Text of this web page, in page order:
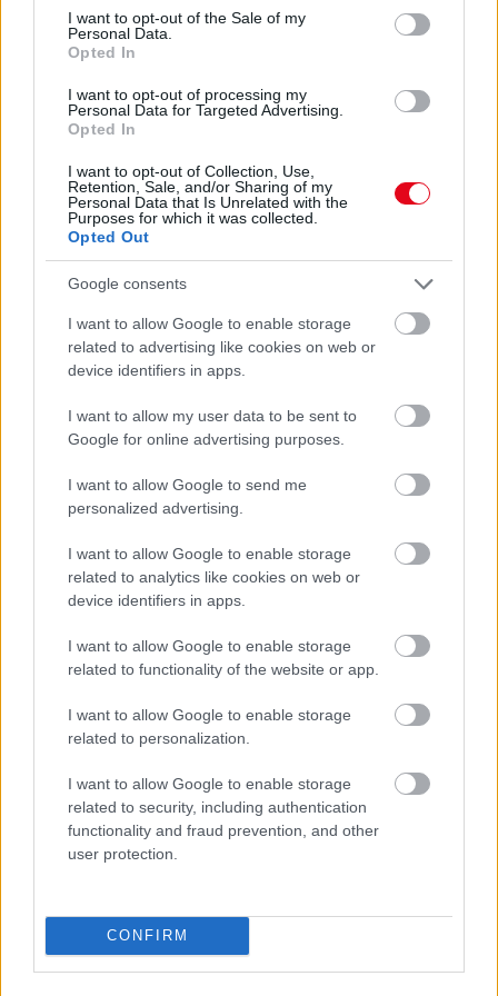
consent section.
I want to opt-out of the Sale of my
Personal Data.
Opted In
I want to opt-out of processing my
Personal Data for Targeted Advertising.
Opted In
I want to opt-out of Collection, Use,
Retention, Sale, and/or Sharing of my
Personal Data that Is Unrelated with the
Purposes for which it was collected.
Opted Out
Google consents
I want to allow Google to enable storage
related to advertising like cookies on web or
device identifiers in apps.
I want to allow my user data to be sent to
Google for online advertising purposes.
I want to allow Google to send me
personalized advertising.
I want to allow Google to enable storage
related to analytics like cookies on web or
device identifiers in apps.
I want to allow Google to enable storage
related to functionality of the website or app.
I want to allow Google to enable storage
related to personalization.
I want to allow Google to enable storage
related to security, including authentication
functionality and fraud prevention, and other
user protection.
CONFIRM
Orvos figyelmeztet: ezt az apró reggeli tünetet ne
söpörd a szőnyeg alá
Ezért párásodik be állandóan az ablak – egyszerűbb a